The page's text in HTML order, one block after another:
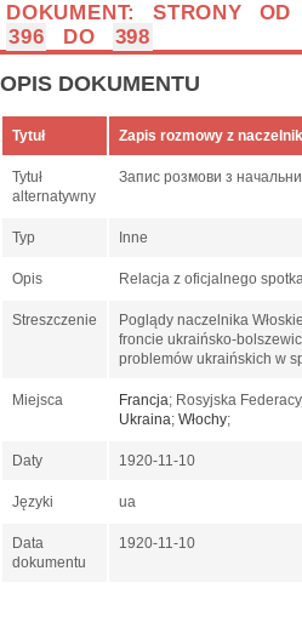
DOKUMENT: STRONY OD
396
DO 398
OPIS DOKUMENTU
Tytuł Zapis rozmowy z
Tytuł
alternatywny
Запис розмови з
Typ Inne
Opis Relacja z oficjalnego
Streszczenie
Poglądy naczelnika
froncie ukraińsko-
problemów ukraińskich w
Miejsca Francja; Rosyjska
Ukraina; Włochy;
Daty 1920-11-10
Języki ua
Data
dokumentu
1920-11-10